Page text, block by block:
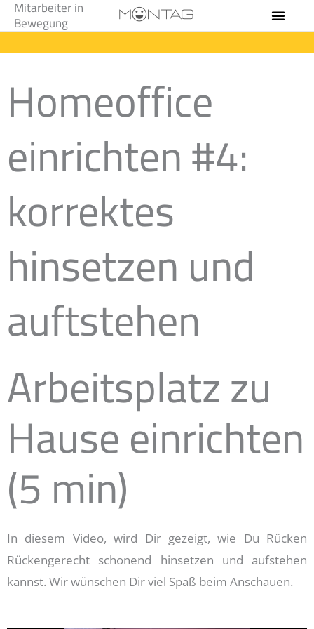
Zum
Inhalt
springen
Mitarbeiter in
Bewegung
Homeoffice
einrichten #4:
korrektes
hinsetzen und
auftstehen
Arbeitsplatz zu
Hause einrichten
(5 min)
In diesem Video, wird Dir gezeigt, wie Du Rücken
Rückengerecht schonend hinsetzen und aufstehen
kannst. Wir wünschen Dir viel Spaß beim Anschauen.